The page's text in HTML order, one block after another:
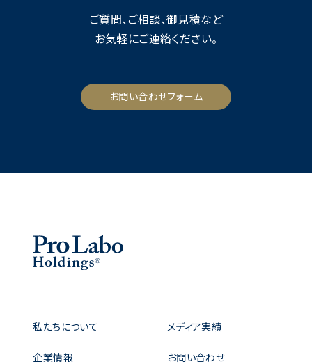
ご質問、ご相談、御見積など
お気軽にご連絡ください。
お問い合わせフォーム
私たちについて
企業情報
メディア実績
お問い合わせ